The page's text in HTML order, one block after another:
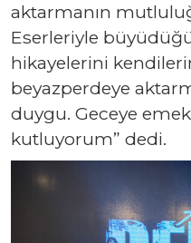
aktarmanın
Eserleriyle
hikayelerini
beyazperdeye
duygu. Geceye
kutluyorum” dedi.